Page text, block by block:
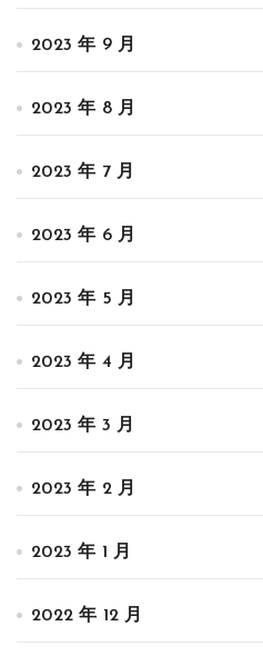
2023 年 9 月
2023 年 8 月
2023 年 7 月
2023 年 6 月
2023 年 5 月
2023 年 4 月
2023 年 3 月
2023 年 2 月
2023 年 1 月
2022 年 12 月